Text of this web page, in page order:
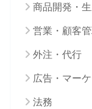
商品開発・
営業・顧客
外注・代行
広告・マー
法務